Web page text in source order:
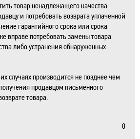
товар ненадлежащего качества
и потребовать возврата уплаченной
гарантийного срока или срока
вправе потребовать замены товара
либо устранения обнаруженных
случаях производится не позднее чем
продавцом письменного
товара.
0